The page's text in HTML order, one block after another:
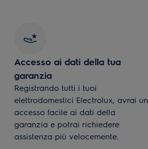
Accesso ai dati della tua
garanzia
Registrando tutti i tuoi
elettrodomestici Electrolux, avrai un
accesso facile ai dati della
garanzia e potrai richiedere
assistenza più velocemente.